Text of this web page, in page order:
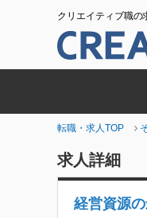
クリエイティブ職の
転職・求人TOP
求人詳細
経営資源